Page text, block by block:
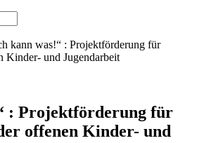
kann was!“ : Projektförderung für
Kinder- und Jugendarbeit
: Projektförderung für
offenen Kinder- und